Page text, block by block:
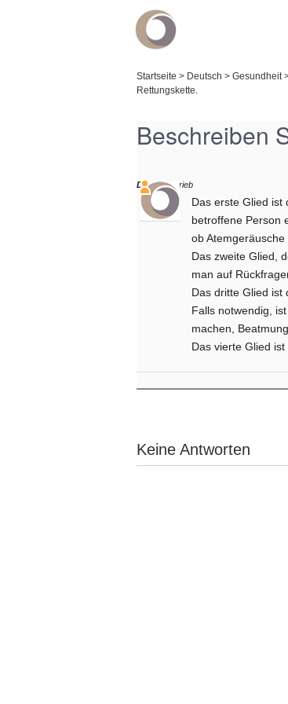
Startseite > Deutsch > Gesundheit
Rettungskette.
Beschreiben
Daniel schrieb
Das erste Glied
betroffene Person
ob Atemgeräusche
Das zweite Glied,
man auf
Das dritte Glied ist
Falls notwendig,
machen, Beatmung.
Das vierte Glied
Keine Antworten